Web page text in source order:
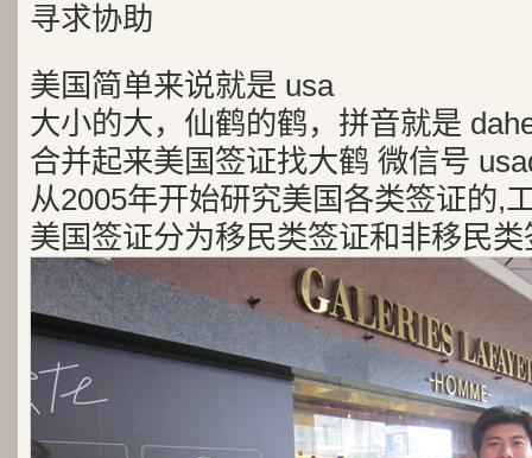
寻求协助
美国简单来说就是 usa
大小的大，仙鹤的鹤，拼音就是
合并起来美国签证找大鹤 微信号
从2005年开始研究美国各类签证的,
美国签证分为移民类签证和非移民